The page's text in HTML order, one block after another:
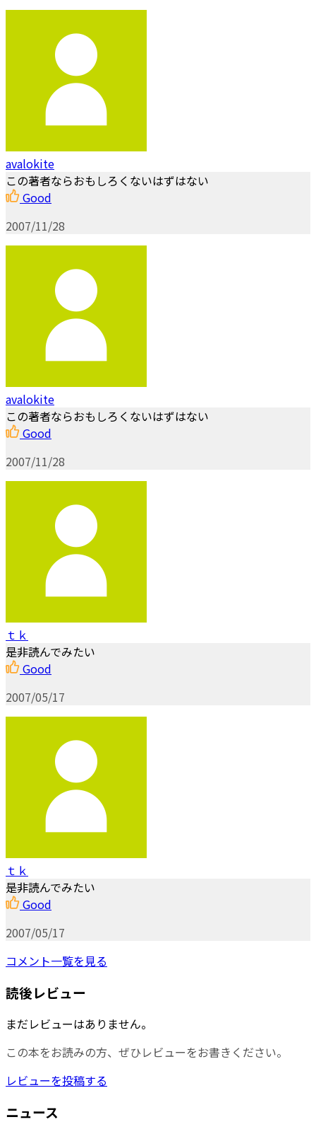
avalokite
この著者ならおもしろくないはずはない
Good
2007/11/28
avalokite
この著者ならおもしろくないはずはない
Good
2007/11/28
ｔｋ
是非読んでみたい
Good
2007/05/17
ｔｋ
是非読んでみたい
Good
2007/05/17
コメント一覧を見る
読後レビュー
まだレビューはありません。
この本をお読みの方、ぜひレビューをお書きください。
レビューを投稿する
ニュース